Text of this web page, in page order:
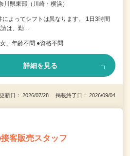
川県東部（川崎・横浜）
よってシフトは異なります。 1日3時間
は、勤…
、年齢不問 ●資格不問
詳細を見る
更新日： 2026/07/28 掲載終了日： 2026/09/04
客販売スタッフ